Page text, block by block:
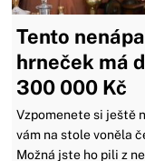
Tento
hrneček má
300 000 Kč
Vzpomenete si ještě
vám na stole voněla
Možná jste ho pili z